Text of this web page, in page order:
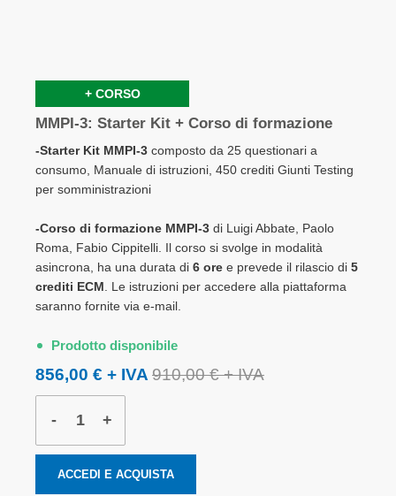
prodotti
raggruppati+ CORSO
MMPI-3: Starter Kit + Corso di formazione
-Starter Kit MMPI-3 composto da 25 questionari a
consumo, Manuale di istruzioni, 450 crediti Giunti Testing
per somministrazioni
-Corso di formazione MMPI-3 di Luigi Abbate, Paolo
Roma, Fabio Cippitelli. Il corso si svolge in modalità
asincrona, ha una durata di 6 ore e prevede il rilascio di 5
crediti ECM . Le istruzioni per accedere alla piattaforma
saranno fornite via e-mail.
Prodotto disponibile
856,00 € 910,00 €
- +
ACCEDI E ACQUISTA